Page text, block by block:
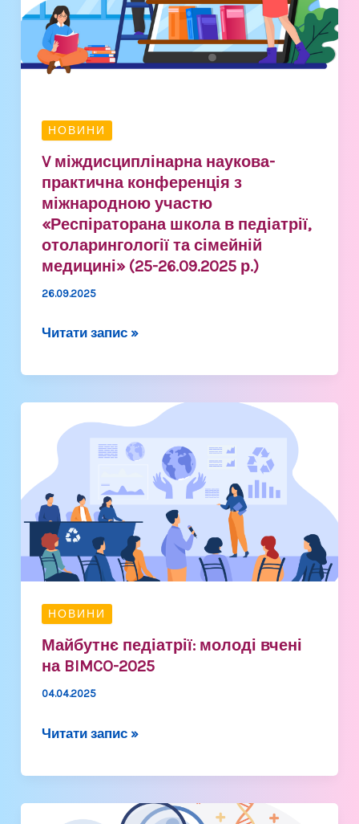
НОВИНИ
V міждисциплінарна наукова-
практична конференція з
міжнародною участю
«Респіраторана школа в педіатрії,
отоларингології та сімейній
медицині» (25-26.09.2025 р.)
26.09.2025
з
міжнародною
участю
«Респіраторана
в
педіатрії,
отоларингології
та
сімейній
медицині»
26.09.2025
р.)
Читати запис »
НОВИНИ
Майбутнє педіатрії: молоді вчені
на BIMCO-2025
04.04.2025
педіатрії:
молоді
вчені
на
BIMCO-
2025
Читати запис »
Інтелектуальні